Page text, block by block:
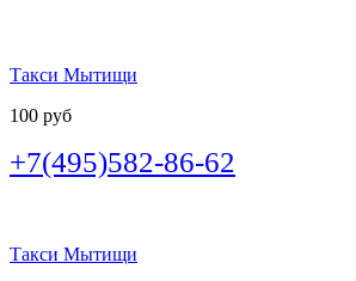
Такси Мытищи
100 руб
+7(495)582-86-62
Такси Мытищи